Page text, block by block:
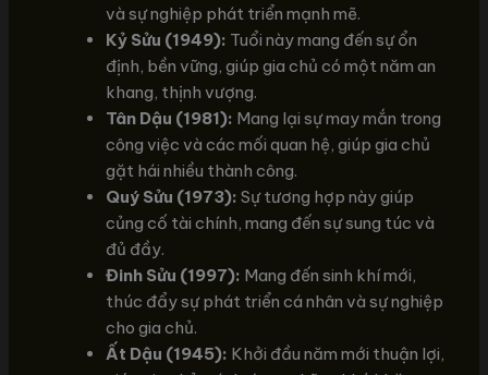
và sự nghiệp phát triển mạnh mẽ.
Kỷ Sửu (1949): Tuổi này mang đến sự ổn
định, bền vững, giúp gia chủ có một năm an
khang, thịnh vượng.
Tân Dậu (1981): Mang lại sự may mắn trong
công việc và các mối quan hệ, giúp gia chủ
gặt hái nhiều thành công.
Quý Sửu (1973): Sự tương hợp này giúp
củng cố tài chính, mang đến sự sung túc và
đủ đầy.
Đinh Sửu (1997): Mang đến sinh khí mới,
thúc đẩy sự phát triển cá nhân và sự nghiệp
cho gia chủ.
Ất Dậu (1945): Khởi đầu năm mới thuận lợi,